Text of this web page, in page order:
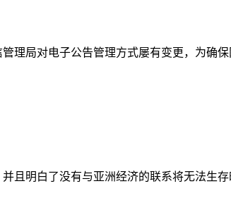
理局对电子公告管理方式屡有变更，为确
且明白了没有与亚洲经济的联系将无法生